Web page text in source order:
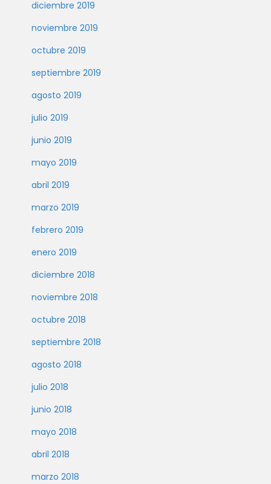
diciembre 2019
noviembre 2019
octubre 2019
septiembre 2019
agosto 2019
julio 2019
junio 2019
mayo 2019
abril 2019
marzo 2019
febrero 2019
enero 2019
diciembre 2018
noviembre 2018
octubre 2018
septiembre 2018
agosto 2018
julio 2018
junio 2018
mayo 2018
abril 2018
marzo 2018